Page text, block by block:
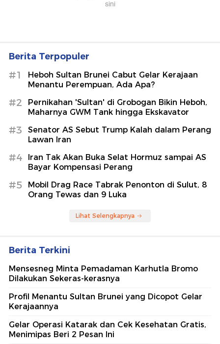
Berita Terpopuler
#1
Heboh Sultan Brunei Cabut Gelar Kerajaan
Menantu Perempuan, Ada Apa?
#2
Pernikahan 'Sultan' di Grobogan Bikin Heboh,
Maharnya GWM Tank hingga Ekskavator
#3
Senator AS Sebut Trump Kalah dalam Perang
Lawan Iran
#4
Iran Tak Akan Buka Selat Hormuz sampai AS
Bayar Kompensasi Perang
#5
Mobil Drag Race Tabrak Penonton di Sulut, 8
Orang Tewas dan 9 Luka
Lihat Selengkapnya
Berita Terkini
Mensesneg Minta Pemadaman Karhutla Bromo
Dilakukan Sekeras-kerasnya
Profil Menantu Sultan Brunei yang Dicopot Gelar
Kerajaannya
Gelar Operasi Katarak dan Cek Kesehatan Gratis,
Menimipas Beri 2 Pesan Ini